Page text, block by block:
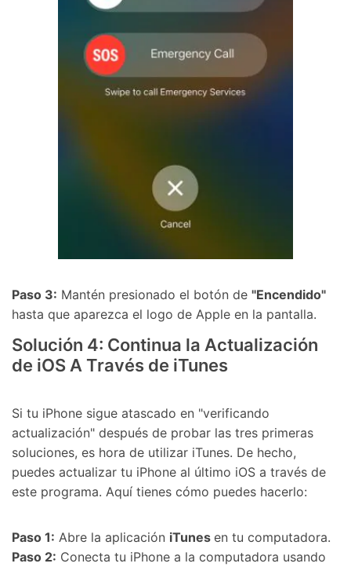
Paso 3: Mantén presionado el botón de "Encendido"
hasta que aparezca el logo de Apple en la pantalla.
Solución 4: Continua la Actualización
de iOS A Través de iTunes
Si tu iPhone sigue atascado en "verificando
actualización" después de probar las tres primeras
soluciones, es hora de utilizar iTunes. De hecho,
puedes actualizar tu iPhone al último iOS a través de
este programa. Aquí tienes cómo puedes hacerlo:
Paso 1: Abre la aplicación iTunes en tu computadora.
Paso 2: Conecta tu iPhone a la computadora usando